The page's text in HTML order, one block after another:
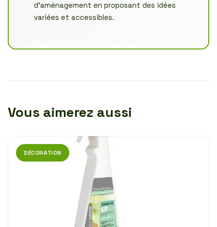
d’aménagement en proposant des idées
variées et accessibles.
Vous aimerez aussi
DÉCORATION